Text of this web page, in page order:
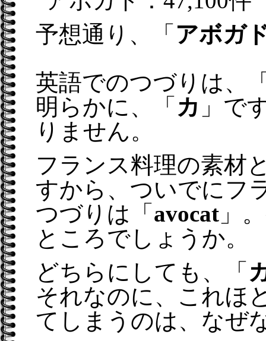
予想通り、「 アボガ
英語でのつづりは、
明らかに、「 カ 」で
りません。
フランス料理の素材
すから、ついでにフ
つづりは「 avocat 」
ところでしょうか。
どちらにしても、「
それなのに、これほ
てしまうのは、なぜ